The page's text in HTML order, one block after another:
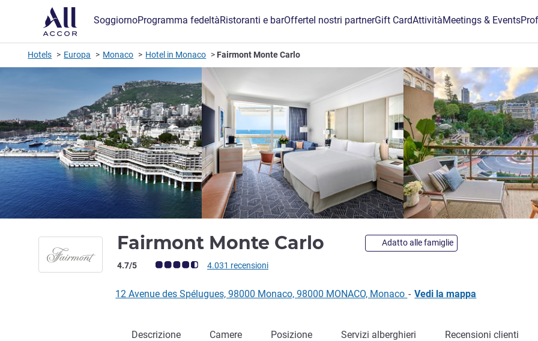
SoggiornoProgramma fedeltàRistoranti e barOfferteI nostri partnerGift CardAttivitàMeetings & Events
Hotels Europa Monaco Hotel in Monaco Fairmont Monte Carlo
Fairmont Monte Carlo 4 stelleAdatto alle famiglie
Giudizio clienti (Valutazione ALL)
4.7/5 4.031 recensioni
12 Avenue des Spélugues, 98000 Monaco, 98000 MONACO, Monaco - Vedi la mappa
Descrizione Camere Posizione Servizi alberghieri Recensioni clienti